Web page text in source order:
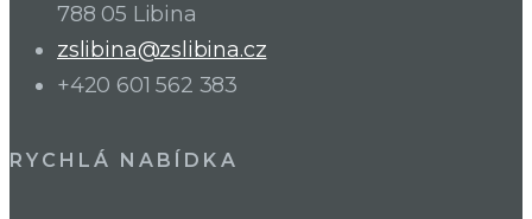
788 05 Libina
zslibina@zslibina.cz
+420 601 562 383
RYCHLÁ NABÍDKA